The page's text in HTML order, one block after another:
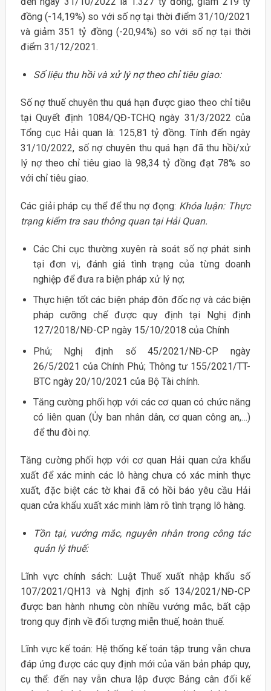
đồng (-14,19%) so với số nợ tại thời điểm 31/10/2021
và giảm 351 tỷ đồng (-20,94%) so với số nợ tại thời
điểm 31/12/2021.
Số liệu thu hồi và xử lý nợ theo chỉ tiêu giao:
Số nợ thuế chuyên thu quá hạn được giao theo chỉ tiêu
tại Quyết định 1084/QĐ-TCHQ ngày 31/3/2022 của
Tổng cục Hải quan là: 125,81 tỷ đồng. Tính đến ngày
31/10/2022, số nợ chuyên thu quá hạn đã thu hồi/xử
lý nợ theo chỉ tiêu giao là 98,34 tỷ đồng đạt 78% so
với chỉ tiêu giao.
Các giải pháp cụ thể để thu nợ đọng: Khóa luận: Thực
trạng kiểm tra sau thông quan tại Hải Quan.
Các Chi cục thường xuyên rà soát số nợ phát sinh
tại đơn vị, đánh giá tình trạng của từng doanh
nghiệp để đưa ra biện pháp xử lý nợ;
Thực hiện tốt các biện pháp đôn đốc nợ và các biện
pháp cưỡng chế được quy định tại Nghị định
127/2018/NĐ-CP ngày 15/10/2018 của Chính
Phủ; Nghị định số 45/2021/NĐ-CP ngày
26/5/2021 của Chính Phủ; Thông tư 155/2021/TT-
BTC ngày 20/10/2021 của Bộ Tài chính.
Tăng cường phối hợp với các cơ quan có chức năng
có liên quan (Ủy ban nhân dân, cơ quan công an,…)
để thu đòi nợ.
Tăng cường phối hợp với cơ quan Hải quan cửa khẩu
xuất để xác minh các lô hàng chưa có xác minh thực
xuất, đặc biệt các tờ khai đã có hồi báo yêu cầu Hải
quan cửa khẩu xuất xác minh làm rõ tình trạng lô hàng.
Tồn tại, vướng mắc, nguyên nhân trong công tác
quản lý thuế:
Lĩnh vực chính sách: Luật Thuế xuất nhập khẩu số
107/2021/QH13 và Nghị định số 134/2021/NĐ-CP
được ban hành nhưng còn nhiều vướng mắc, bất cập
trong quy định về đối tượng miễn thuế, hoàn thuế.
Lĩnh vực kế toán: Hệ thống kế toán tập trung vẫn chưa
đáp ứng được các quy định mới của văn bản pháp quy,
cụ thể: đến nay vẫn chưa lập được Bảng cân đối kế